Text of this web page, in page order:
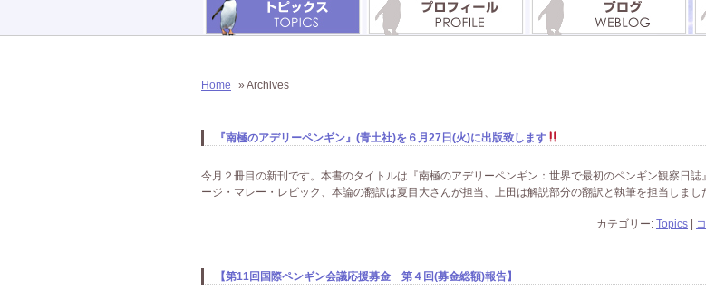
Home » Archives
『南極のアデリーペンギン』(青土社)を６月27日(火)に出版致します
今月２冊目の新刊です。本書のタイトルは『南極のアデリーペンギン：世界で最初のペンギン観察日誌
ージ・マレー・レビック、本論の翻訳は夏目大さんが担当、上田は解説部分の翻訳と執筆を担当しま
カテゴリー: Topics
【第11回国際ペンギン会議応援募金 第４回(募金総額)報告】